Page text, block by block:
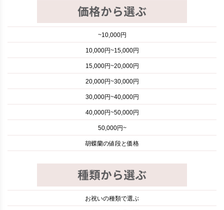
~10,000円
10,000円~15,000円
15,000円~20,000円
20,000円~30,000円
30,000円~40,000円
40,000円~50,000円
50,000円~
胡蝶蘭の値段と価格
お祝いの種類で選ぶ